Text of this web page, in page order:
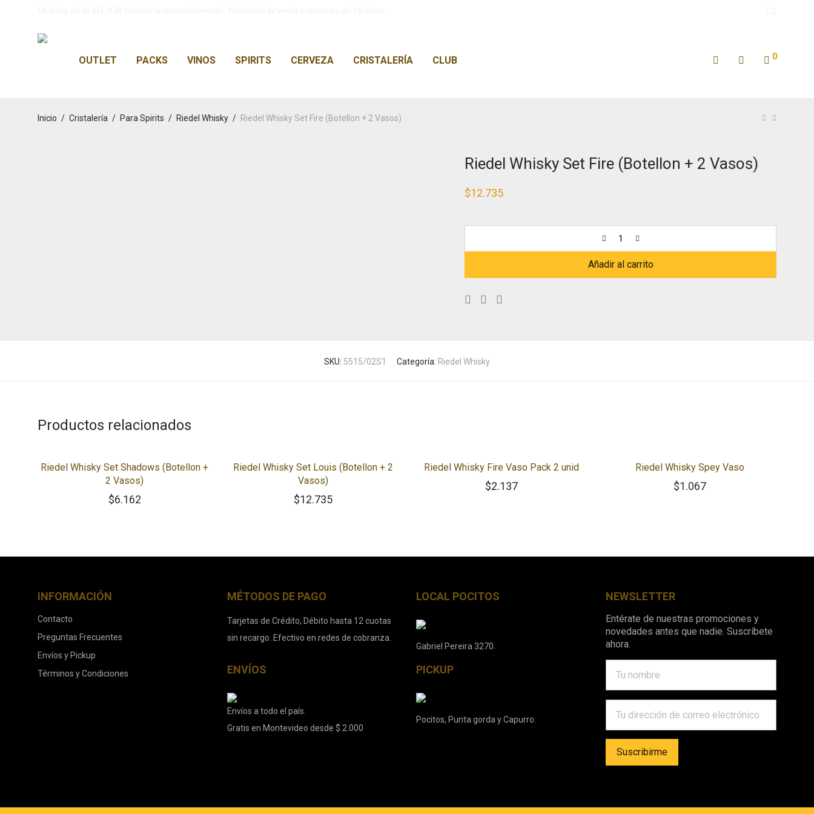
OUTLET PACKS VINOS SPIRITS CERVEZA CRISTALERÍA CLUB 0
Inicio / Cristalería / Para Spirits / Riedel Whisky / Riedel Whisky Set Fire (Botellon + 2 Vasos)
Riedel Whisky Set Fire (Botellon + 2 Vasos)
$12.735
Añadir al carrito
SKU: 5515/02S1 Categoría: Riedel Whisky
Productos relacionados
Riedel Whisky Set Shadows (Botellon +
2 Vasos)
$6.162
Riedel Whisky Set Louis (Botellon + 2
Vasos)
$12.735
Riedel Whisky Fire Vaso Pack 2 unid
$2.137
Riedel Whisky Spey Vaso
$1.067
INFORMACIÓN
Contacto
Preguntas Frecuentes
Envíos y Pickup
Términos y Condiciones
MÉTODOS DE PAGO
Tarjetas de Crédito, Débito hasta 12 cuotas
sin recargo. Efectivo en redes de cobranza.
ENVÍOS
Envíos a todo el país.
Gratis en Montevideo desde $ 2.000
LOCAL POCITOS
Gabriel Pereira 3270.
PICKUP
Pocitos, Punta gorda y Capurro.
NEWSLETTER
Entérate de nuestras promociones y
novedades antes que nadie. Suscríbete
ahora.